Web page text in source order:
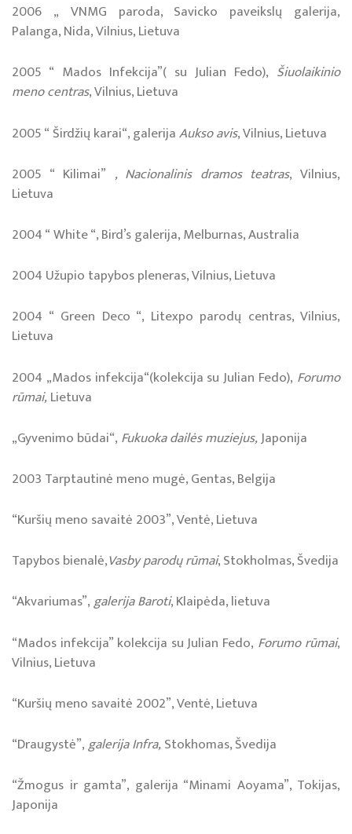
2006 „ VNMG paroda, Savicko paveikslų galerija,
Palanga, Nida, Vilnius, Lietuva
2005 “ Mados Infekcija”( su Julian Fedo), Šiuolaikinio
meno centras, Vilnius, Lietuva
2005 “ Širdžių karai“, galerijaAukso avis, Vilnius, Lietuva
2005 “ Kilimai” , Nacionalinis dramos teatras, Vilnius,
Lietuva
2004 “ White “, Bird’s galerija, Melburnas, Australia
2004 Užupio tapybos pleneras, Vilnius, Lietuva
2004 “ Green Deco “, Litexpo parodų centras, Vilnius,
Lietuva
2004 „Mados infekcija“(kolekcija su Julian Fedo), Forumo
rūmai,Lietuva
„Gyvenimo būdai“, Fukuoka dailės muziejus,Japonija
2003 Tarptautinė meno mugė, Gentas, Belgija
“Kuršių meno savaitė 2003”, Ventė, Lietuva
Tapybos bienalė,Vasby parodų rūmai, Stokholmas, Švedija
“Akvariumas”,galerija Baroti, Klaipėda, lietuva
“Mados infekcija” kolekcija su Julian Fedo, Forumo rūmai,
Vilnius, Lietuva
“Kuršių meno savaitė 2002”, Ventė, Lietuva
“Draugystė”,galerija Infra,Stokhomas, Švedija
“Žmogus ir gamta”, galerija “Minami Aoyama”, Tokijas,
Japonija